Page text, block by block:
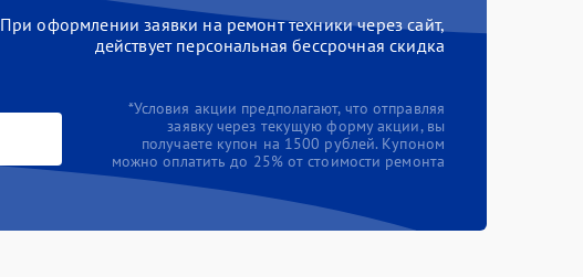
При оформлении заявки на ремонт техники через сайт,
действует персональная бессрочная скидка
*Условия акции предполагают, что отправляя
заявку через текущую форму акции, вы
получаете купон на 1500 рублей. Купоном
можно оплатить до 25% от стоимости ремонта